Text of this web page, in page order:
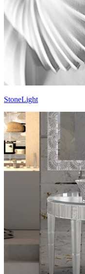
StoneLight